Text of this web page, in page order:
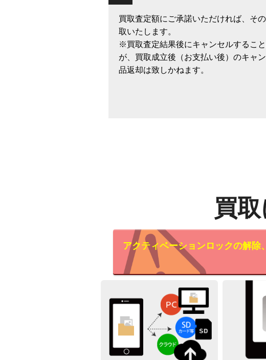
買取査定額にご承諾いただければ、そ
取いたします。
※買取査定結果後にキャンセルするこ
が、買取成立後（お支払い後）のキャ
品返却は致しかねます。
買
アクティベーションロックの解